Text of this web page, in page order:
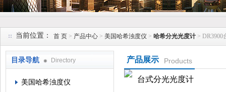
当前位置： 首 页 > 产品中心 > 美国哈希浊度仪 > 哈希分光光度计 > DR3900
目录导航 Directory
美国哈希浊度仪
产品展示 Products
台式分光光度计